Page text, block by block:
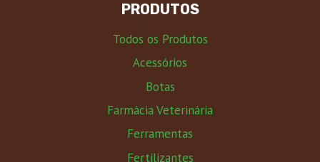
PRODUTOS
Todos os Produtos
Acessórios
Botas
Farmácia Veterinária
Ferramentas
Fertilizantes